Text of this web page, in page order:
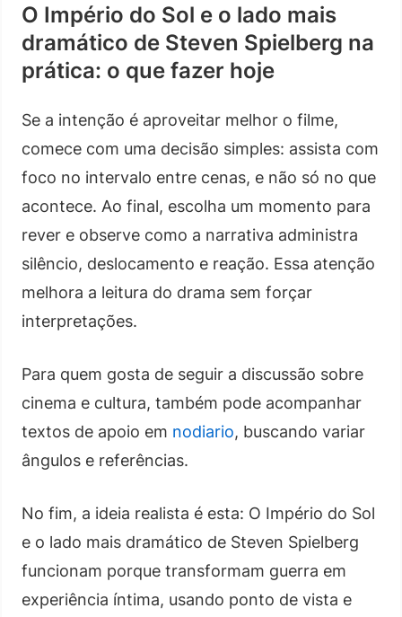
O Império do Sol e o lado mais
dramático de Steven Spielberg na
prática: o que fazer hoje
Se a intenção é aproveitar melhor o filme,
comece com uma decisão simples: assista com
foco no intervalo entre cenas, e não só no que
acontece. Ao final, escolha um momento para
rever e observe como a narrativa administra
silêncio, deslocamento e reação. Essa atenção
melhora a leitura do drama sem forçar
interpretações.
Para quem gosta de seguir a discussão sobre
cinema e cultura, também pode acompanhar
textos de apoio em nodiario, buscando variar
ângulos e referências.
No fim, a ideia realista é esta: O Império do Sol
e o lado mais dramático de Steven Spielberg
funcionam porque transformam guerra em
experiência íntima, usando ponto de vista e